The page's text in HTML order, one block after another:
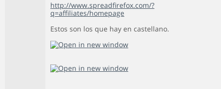
http://www.spreadfirefox.com/?
q=affiliates/homepage
Estos son los que hay en castellano.